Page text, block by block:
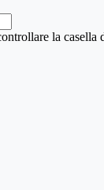
la casella